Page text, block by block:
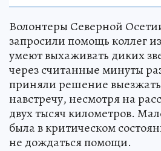
Волонтеры Северной
запросили помощь коллег
умеют выхаживать диких
через считанные минуты
приняли решение выезжать
навстречу, несмотря на
двух тысяч километров.
была в критическом
не дождаться помощи.